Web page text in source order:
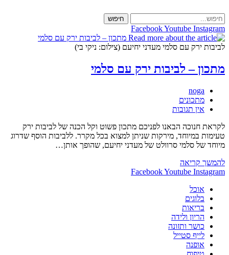
to
content
חיפוש
FacebookYoutube Instagram
לביבות ירק עם סלמי מעדני יחיעם (צילום: ניקי בי)
מתכון – לביבות ירק עם סלמי
מחבר:
noga
קטגוריה:
מתכונים
תגובות:
אין תגובות
לקראת חנוכה הבאנו לפניכם מתכון פשוט וקל הכנה של לביבות ירק
טעימות במיוחד, מירקות שניתן למצוא בכל מקרר. ללביבות הוסף שדרוג
מיוחד של סלמי סרוולט של מעדני יחיעם, שהופך אותן…
להמשך קריאהמתכון
–
FacebookYoutube Instagram
אוכל
בלוגים
בריאות
הריון ולידה
כושר ותזונה
לייף סטייל
אופנה